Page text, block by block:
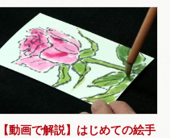
【動画で解説】はじめての絵手